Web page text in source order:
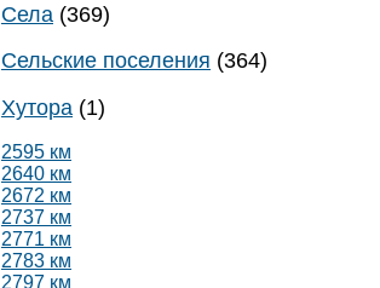
Села (369)
Сельские поселения (364)
Хутора (1)
2595 км
2640 км
2672 км
2737 км
2771 км
2783 км
2797 км